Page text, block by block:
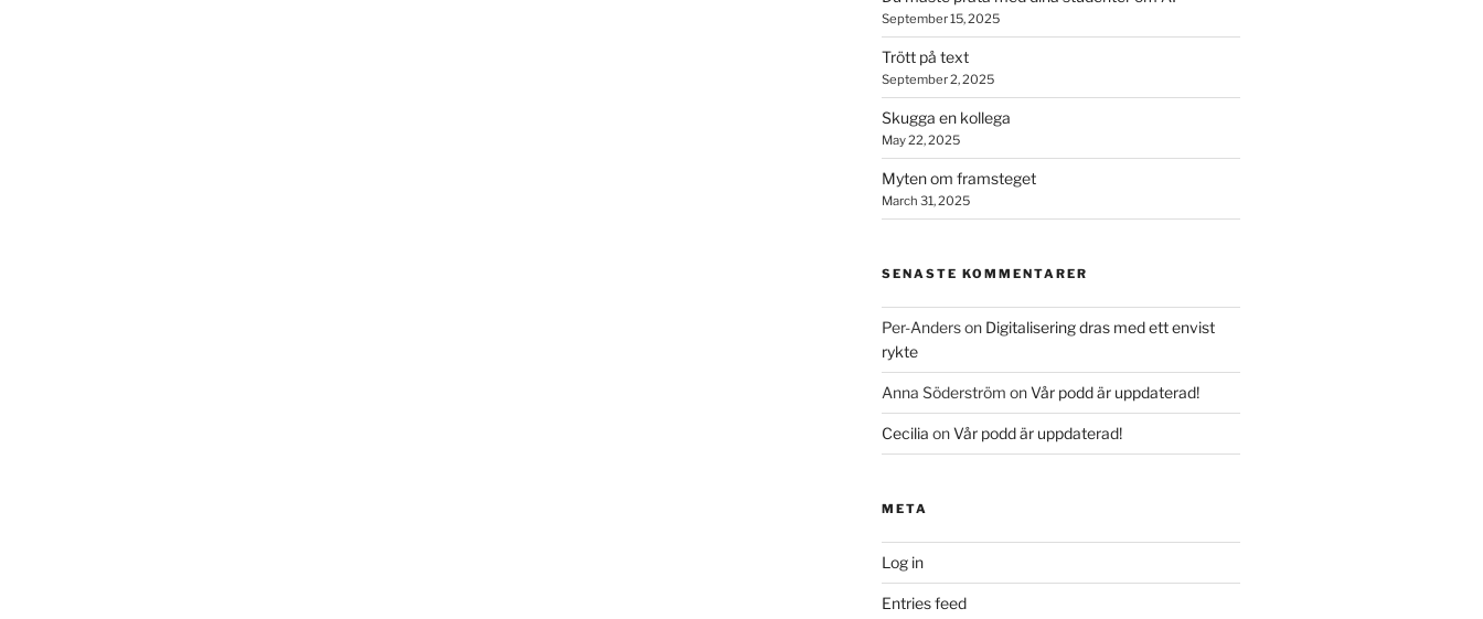
September 15, 2025
Trött på text
September 2, 2025
Skugga en kollega
May 22, 2025
Myten om framsteget
March 31, 2025
SENASTE KOMMENTARER
Per-Anderson Digitalisering dras med ett envist
rykte
Anna Söderström onVår podd är uppdaterad!
Cecilia onVår podd är uppdaterad!
META
Log in
Entries feed